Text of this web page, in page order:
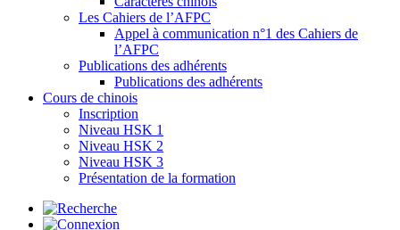
Les Cahiers de l’AFPC
Appel à communication n°1 des Cahiers de
l’AFPC
Publications des adhérents
Publications des adhérents
Cours de chinois
Inscription
Niveau HSK 1
Niveau HSK 2
Niveau HSK 3
Présentation de la formation